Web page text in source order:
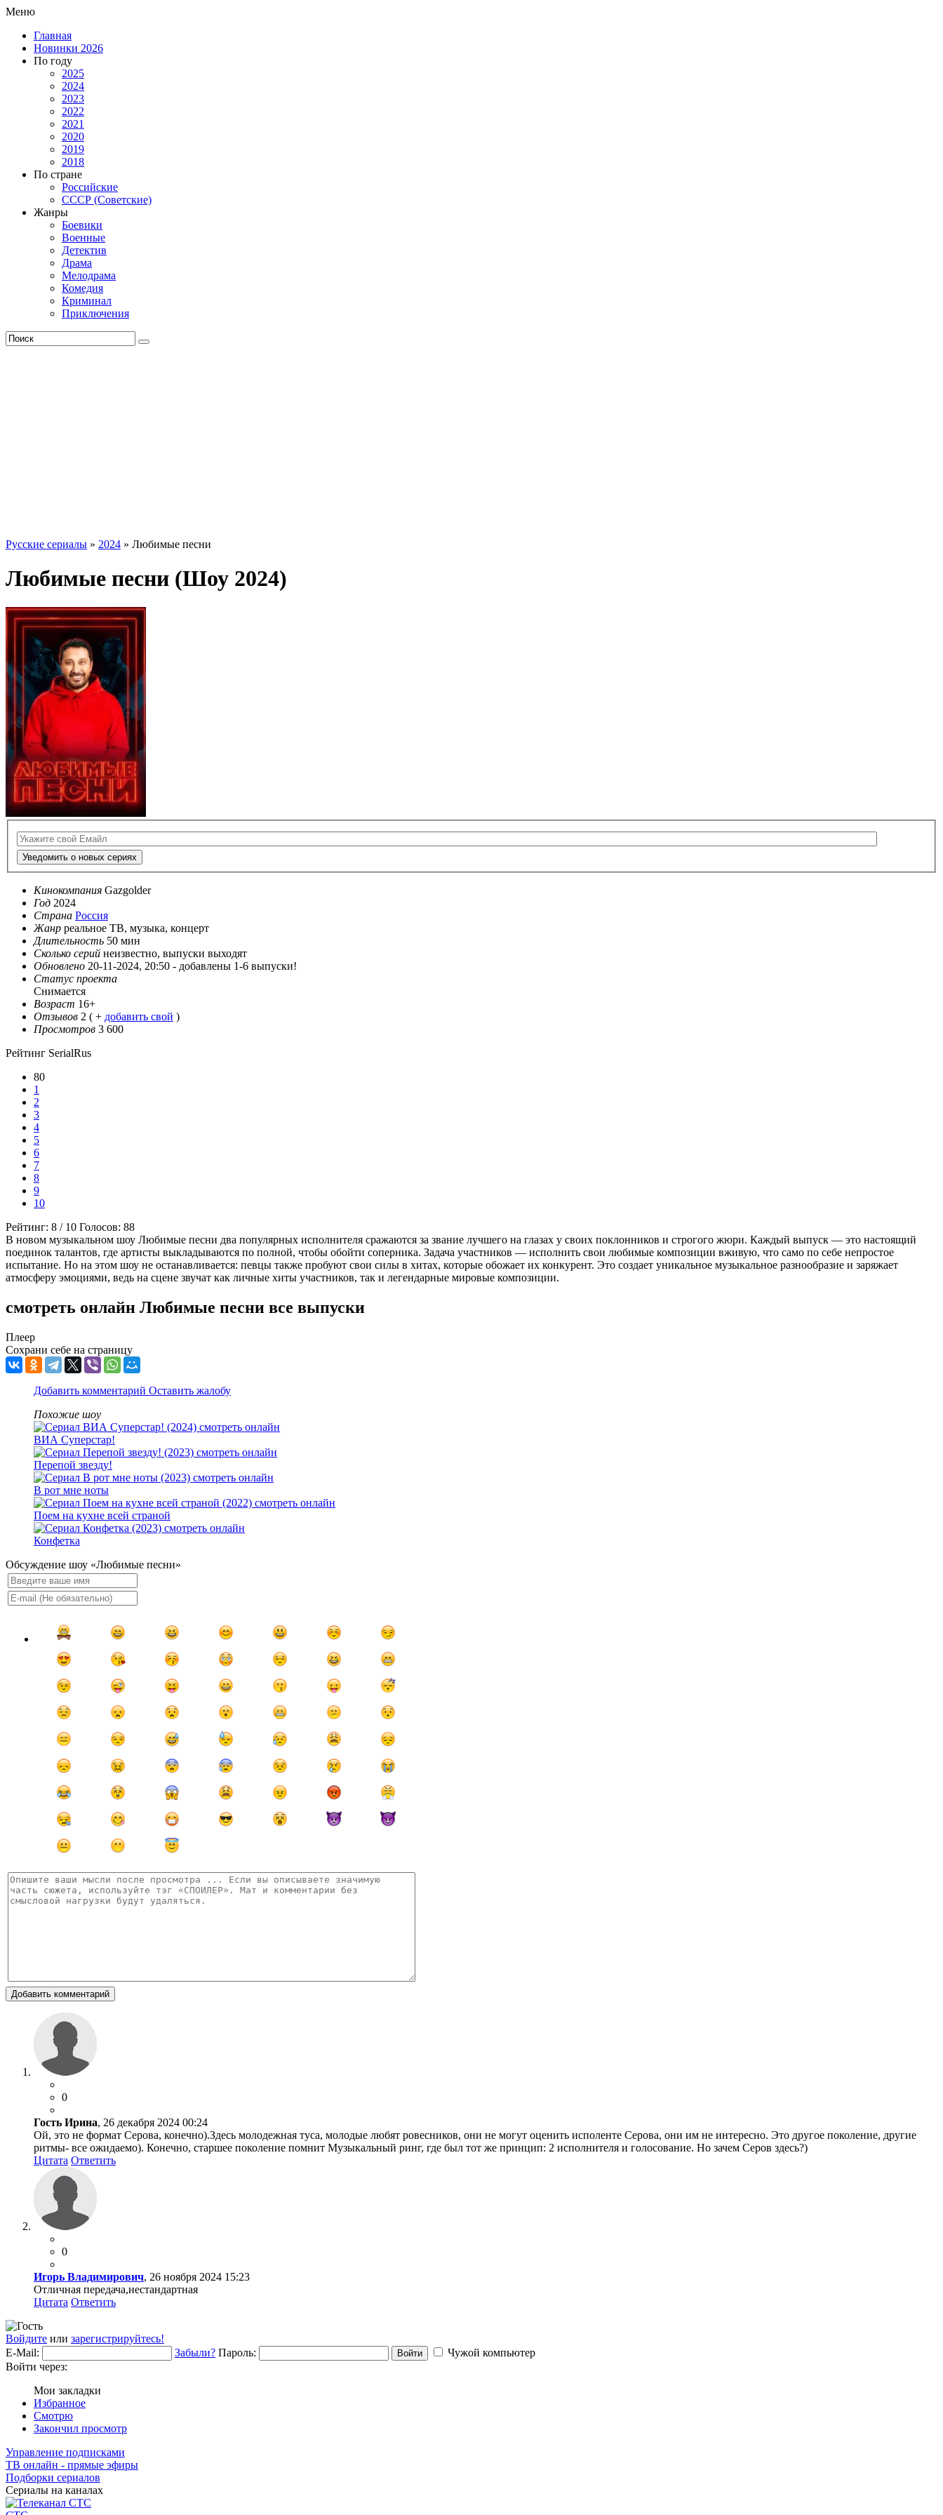
Меню
Главная
Новинки 2026
По году
2025
2024
2023
2022
2021
2020
2019
2018
По стране
Российские
СССР (Советские)
Жанры
Боевики
Военные
Детектив
Драма
Мелодрама
Комедия
Криминал
Приключения
Русские сериалы » 2024 » Любимые песни
Любимые песни (Шоу 2024)
Уведомить о новых сериях
Кинокомпания Gazgolder
Год 2024
Страна Россия
Жанр реальное ТВ, музыка, концерт
Длительность 50 мин
Сколько серий неизвестно, выпуски выходят
Обновлено 20-11-2024, 20:50 - добавлены 1-6 выпуски!
Статус проекта
Снимается
Возраст 16+
Отзывов 2 ( + добавить свой )
Просмотров 3 600
Рейтинг SerialRus
80
1
2
3
4
5
6
7
8
9
10
Рейтинг: 8 / 10 Голосов: 88
В новом музыкальном шоу Любимые песни два популярных исполнителя сражаются за звание лучшего на глазах у своих поклонников и строгого жюри. Каждый выпуск — это настоящий
поединок талантов, где артисты выкладываются по полной, чтобы обойти соперника. Задача участников — исполнить свои любимые композиции вживую, что само по себе непростое
испытание. Но на этом шоу не останавливается: певцы также пробуют свои силы в хитах, которые обожает их конкурент. Это создает уникальное музыкальное разнообразие и заряжает
атмосферу эмоциями, ведь на сцене звучат как личные хиты участников, так и легендарные мировые композиции.
смотреть онлайн Любимые песни все выпуски
Плеер
Сохрани себе на страницу
Добавить комментарий Оставить жалобу
Похожие шоу
ВИА Суперстар!
Перепой звезду!
В рот мне ноты
Поем на кухне всей страной
Конфетка
Обсуждение шоу «Любимые песни»
Добавить комментарий
0
Гость Ирина, 26 декабря 2024 00:24
Ой, это не формат Серова, конечно).Здесь молодежная туса, молодые любят ровесников, они не могут оценить исполенте Серова, они им не интересно. Это другое поколение, другие
ритмы- все ожидаемо). Конечно, старшее поколение помнит Музыкальный ринг, где был тот же принцип: 2 исполнителя и голосование. Но зачем Серов здесь?)
Цитата Ответить
0
Игорь Владимирович, 26 ноября 2024 15:23
Отличная передача,нестандартная
Цитата Ответить
Войдите или зарегистрируйтесь!
E-Mail:
Забыли? Пароль: Войти
Чужой компьютер
Войти через:
Мои закладки
Избранное
Смотрю
Закончил просмотр
Управление подписками
ТВ онлайн - прямые эфиры
Подборки сериалов
Сериалы на каналах